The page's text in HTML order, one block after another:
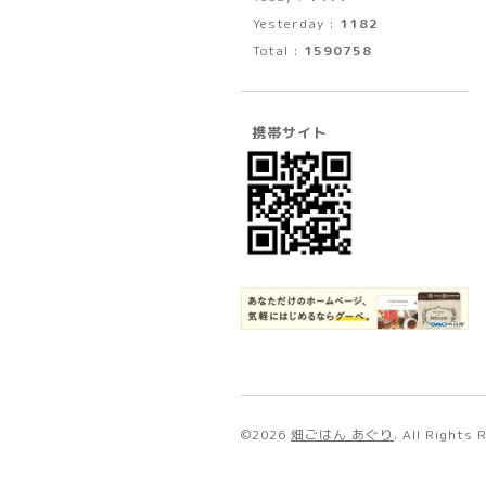
Yesterday : 1182
Total : 1590758
携帯サイト
©2026 畑ごはん あぐり . All Rights